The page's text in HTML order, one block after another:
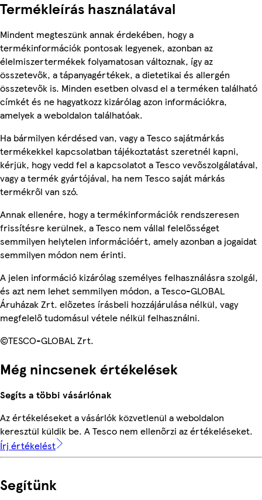
Termékleírás használatával
Mindent megteszünk annak érdekében, hogy a
termékinformációk pontosak legyenek, azonban az
élelmiszertermékek folyamatosan változnak, így az
összetevők, a tápanyagértékek, a dietetikai és allergén
összetevők is. Minden esetben olvasd el a terméken található
címkét és ne hagyatkozz kizárólag azon információkra,
amelyek a weboldalon találhatóak.
Ha bármilyen kérdésed van, vagy a Tesco sajátmárkás
termékekkel kapcsolatban tájékoztatást szeretnél kapni,
kérjük, hogy vedd fel a kapcsolatot a Tesco vevőszolgálatával,
vagy a termék gyártójával, ha nem Tesco saját márkás
termékről van szó.
Annak ellenére, hogy a termékinformációk rendszeresen
frissítésre kerülnek, a Tesco nem vállal felelősséget
semmilyen helytelen információért, amely azonban a jogaidat
semmilyen módon nem érinti.
A jelen információ kizárólag személyes felhasználásra szolgál,
és azt nem lehet semmilyen módon, a Tesco-GLOBAL
Áruházak Zrt. előzetes írásbeli hozzájárulása nélkül, vagy
megfelelő tudomásul vétele nélkül felhasználni.
©TESCO-GLOBAL Zrt.
Még nincsenek értékelések
Segíts a többi vásárlónak
Az értékeléseket a vásárlók közvetlenül a weboldalon
keresztül küldik be. A Tesco nem ellenőrzi az értékeléseket.
Írj értékelést
Segítünk